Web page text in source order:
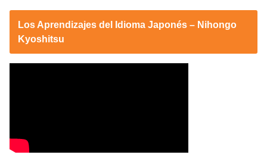
Los Aprendizajes del Idioma Japonés – Nihongo
Kyoshitsu